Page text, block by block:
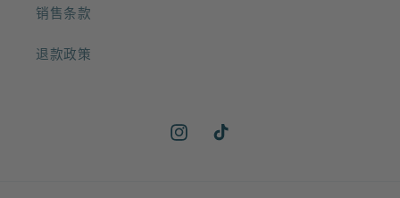
销售条款
退款政策
InstagramTikTok